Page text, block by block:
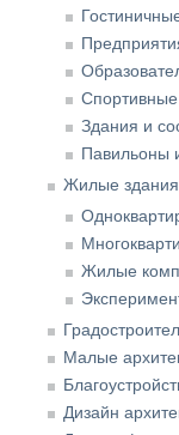
Здания и
Павильоны
Жилые здания
Жилые
Малые
Дизайн